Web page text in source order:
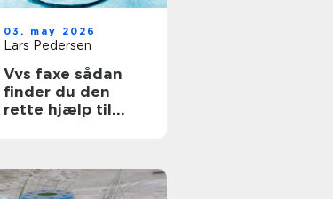
03. may 2026
Lars Pedersen
Vvs faxe sådan
finder du den
rette hjælp til